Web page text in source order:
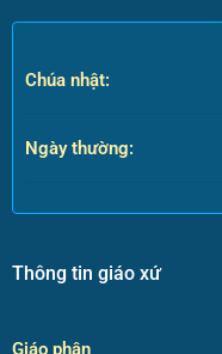
Chúa nhật:
Ngày thường:
Thông tin giáo xứ
Giáo phận